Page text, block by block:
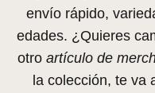
envío rápido,
edades. ¿Quieres
otro artículo de
la colección, te va